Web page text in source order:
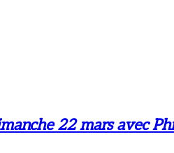
22 mars avec